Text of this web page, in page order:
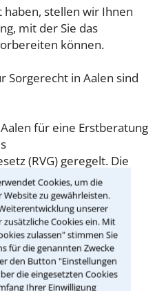
Cookies, um die
zu gewährleisten.
unserer
Cookies ein. Mit
zulassen" stimmen Sie
für die genannten Zwecke
den Button "Einstellungen
die eingesetzten Cookies
Ihrer Einwilligung
stellen wir Ihnen
mit der Sie das
können.
Sorgerecht in Aalen sind
für eine Erstberatung
(RVG) geregelt. Die
betragen
MwSt.
für Verbraucher. Für
gilt diese